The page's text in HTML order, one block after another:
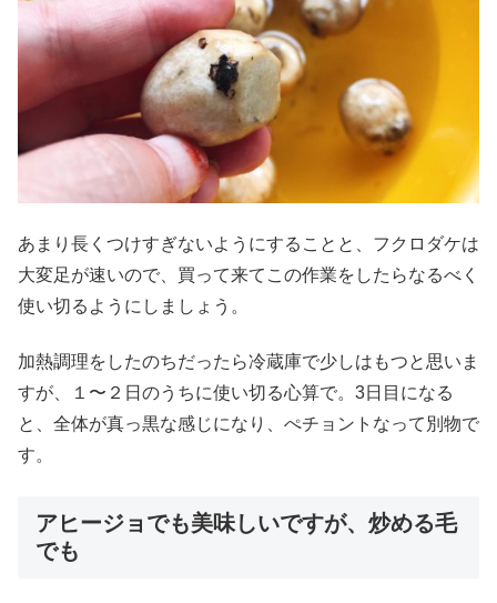
あまり長くつけすぎないようにすることと、フクロダケは
大変足が速いので、買って来てこの作業をしたらなるべく
使い切るようにしましょう。
加熱調理をしたのちだったら冷蔵庫で少しはもつと思いま
すが、１〜２日のうちに使い切る心算で。3日目になる
と、全体が真っ黒な感じになり、ぺチョントなって別物で
す。
アヒージョでも美味しいですが、炒める毛
でも